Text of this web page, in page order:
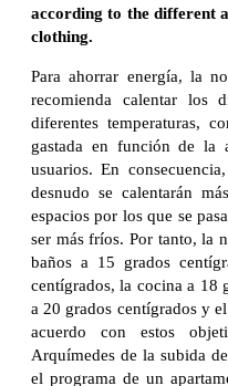
according to the different
clothing.
Para ahorrar energía, la
recomienda calentar los
diferentes temperaturas,
gastada en función de la
usuarios. En
desnudo se calentarán
espacios por los que se
ser más fríos. Por tanto, la
baños a 15 grados
centígrados, la cocina a 18
a 20 grados centígrados y
acuerdo con estos
Arquímedes de la subida
el programa de un